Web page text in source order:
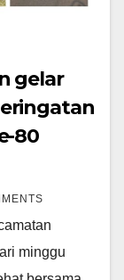
gelar
80
minggu